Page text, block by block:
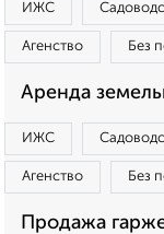
ИЖС
Агенство Без
Аренда
ИЖС
Агенство Без
Продажа